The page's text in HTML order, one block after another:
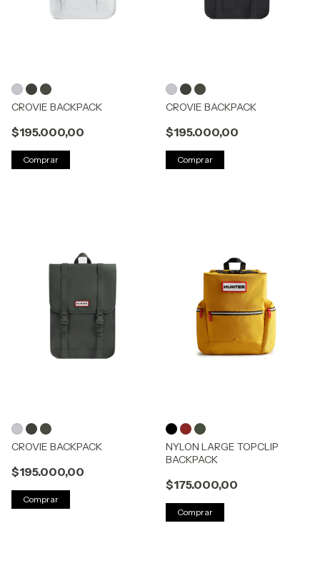
CROVIE BACKPACK
$195.000,00
Comprar
CROVIE BACKPACK
$195.000,00
Comprar
CROVIE BACKPACK
$195.000,00
Comprar
NYLON LARGE TOPCLIP
BACKPACK
$175.000,00
Comprar